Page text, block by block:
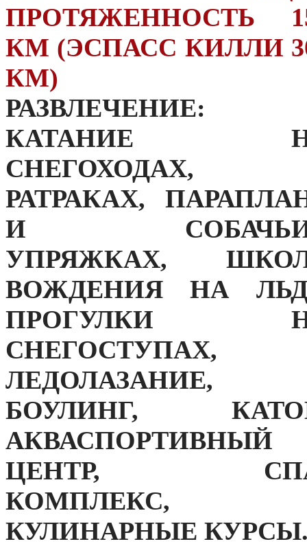
ПРОТЯЖЕННОСТЬ
КМ (ЭСПАСС КИЛЛИ
КМ)
РАЗВЛЕЧЕНИЕ:
КАТАНИЕ
СНЕГОХОДАХ,
РАТРАКАХ,
И
УПРЯЖКАХ,
ВОЖДЕНИЯ НА
ПРОГУЛКИ
СНЕГОСТУПАХ,
ЛЕДОЛАЗАНИЕ,
БОУЛИНГ,
АКВАСПОРТИВНЫЙ
ЦЕНТР,
КОМПЛЕКС,
КУЛИНАРНЫЕ